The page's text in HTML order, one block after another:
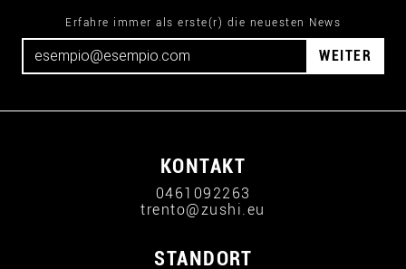
Erfahre immer als erste(r) die neuesten News
WEITER
KONTAKT
0461092263
trento@zushi.eu
STANDORT